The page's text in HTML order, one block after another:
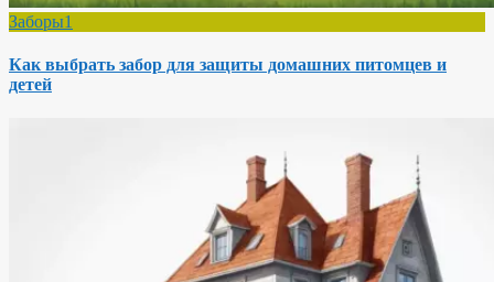
Заборы1
Как выбрать забор для защиты домашних питомцев и
детей